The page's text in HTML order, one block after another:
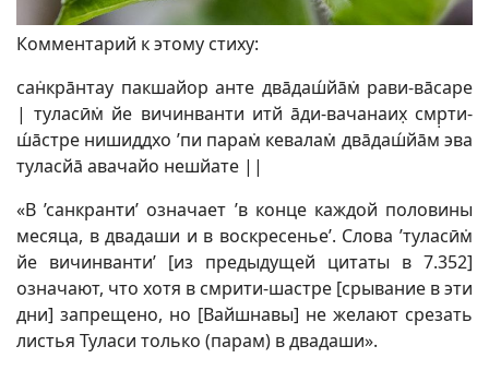
Комментарий к этому стиху:
сан̇крāнтау пакшайор анте двāдаш́йāм̇ рави-вāсаре
| туласӣм̇ йе вичинванти итй āди-вачанаих̣ смр̣ти-
ш́āстре нишиддхо ’пи парам̇ кевалам̇ двāдаш́йāм эва
туласйā авачайо нешйате ||
«В ’санкранти’ означает ’в конце каждой половины
месяца, в двадаши и в воскресенье’. Слова ’туласӣм̇
йе вичинванти’ [из предыдущей цитаты в 7.352]
означают, что хотя в смрити-шастре [срывание в эти
дни] запрещено, но [Вайшнавы] не желают срезать
листья Туласи только (парам) в двадаши».